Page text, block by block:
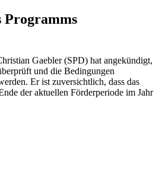
Programms
Gaebler (SPD) hat angekündigt,
und die Bedingungen
Er ist zuversichtlich, dass das
der aktuellen Förderperiode im Jahr